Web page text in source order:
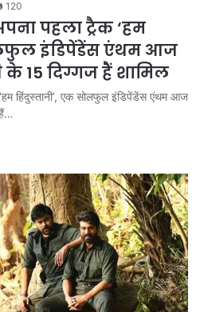
120
पहला ट्रैक ‘हम
इंडिपेंडेंस एंथम आज
के 15 दिग्गज हैं शामिल
हिंदुस्तानी’, एक सोलफुल इंडिपेंडेंस एंथम आज